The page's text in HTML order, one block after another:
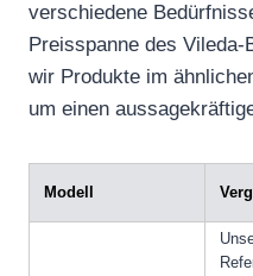
verschiedene
Preisspanne des
wir Produkte im
um einen
Modell